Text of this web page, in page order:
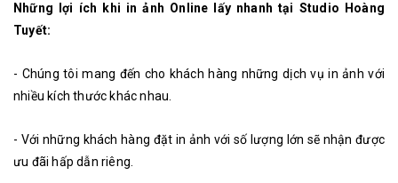
Những lợi ích khi in ảnh Online lấy nhanh tại Studio Hoàng
Tuyết:
- Chúng tôi mang đến cho khách hàng những dịch vụ in ảnh với
nhiều kích thước khác nhau.
- Với những khách hàng đặt in ảnh với số lượng lớn sẽ nhận được
ưu đãi hấp dẫn riêng.